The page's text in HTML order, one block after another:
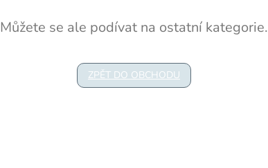
Můžete se ale podívat na ostatní kategorie.
ZPĚT DO OBCHODU